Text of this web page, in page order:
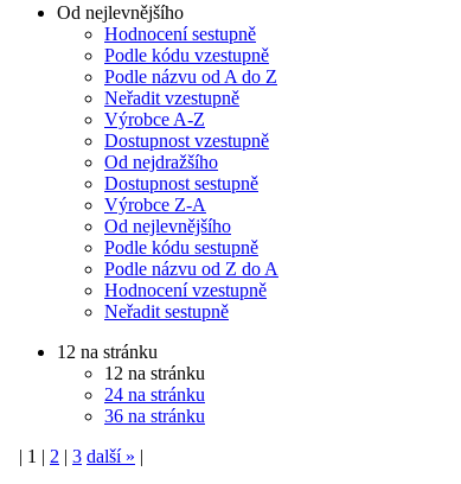
Od nejlevnějšího
Hodnocení sestupně
Podle kódu vzestupně
Podle názvu od A do Z
Neřadit vzestupně
Výrobce A-Z
Dostupnost vzestupně
Od nejdražšího
Dostupnost sestupně
Výrobce Z-A
Od nejlevnějšího
Podle kódu sestupně
Podle názvu od Z do A
Hodnocení vzestupně
Neřadit sestupně
12 na stránku
12 na stránku
24 na stránku
36 na stránku
| 1 | 2 | 3 další» |